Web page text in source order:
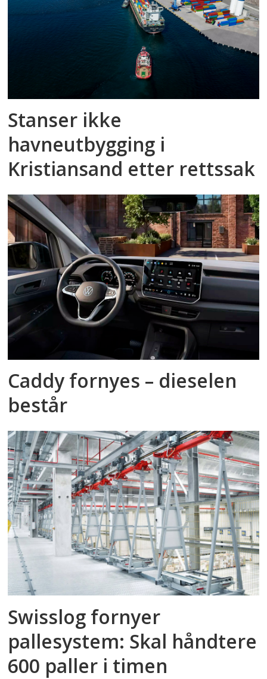
Stanser ikke
havneutbygging i
Kristiansand etter rettssak
Caddy fornyes – dieselen
består
Swisslog fornyer
pallesystem: Skal håndtere
600 paller i timen